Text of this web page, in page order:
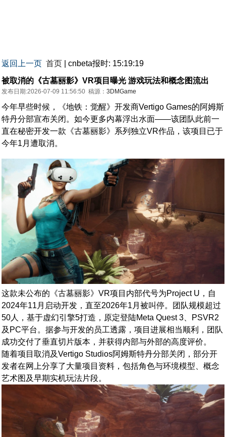
返回上一页 首页 | cnbeta报时: 15:19:19
被取消的《古墓丽影》VR项目曝光 游戏玩法和概念图流出
发布日期:2026-07-09 11:56:50 稿源： 3DMGame
今年早些时候，《地铁：觉醒》开发商Vertigo Games的阿姆斯
特丹分部宣布关闭。如今更多内幕浮出水面——该团队此前一
直在秘密开发一款《古墓丽影》系列独立VR作品，该项目已于
今年1月遭取消。
这款未公布的《古墓丽影》VR项目内部代号为Project U，自
2024年11月启动开发，直至2026年1月被叫停。团队规模超过
50人，基于虚幻引擎5打造，原定登陆Meta Quest 3、PSVR2
及PC平台。据参与开发的员工透露，项目进展相当顺利，团队
成功交付了垂直切片版本，并获得内部与外部的高度评价。
随着项目取消及Vertigo Studios阿姆斯特丹分部关闭，部分开
发者在网上分享了大量项目资料，包括角色与环境模型、概念
艺术图及早期实机玩法片段。